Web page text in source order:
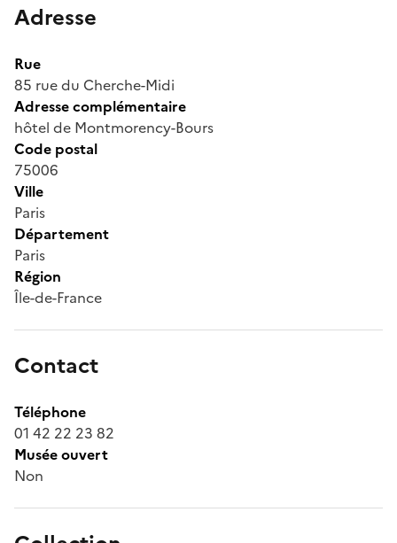
Adresse
Rue
85 rue du Cherche-Midi
Adresse complémentaire
hôtel de Montmorency-Bours
Code postal
75006
Ville
Paris
Département
Paris
Région
Île-de-France
Contact
Téléphone
01 42 22 23 82
Musée ouvert
Non